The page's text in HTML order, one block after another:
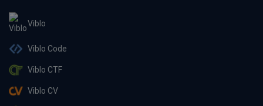
Viblo
Viblo Code
Viblo CTF
Viblo CV